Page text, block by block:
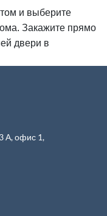
и выберите
Закажите прямо
двери в
А, офис 1,